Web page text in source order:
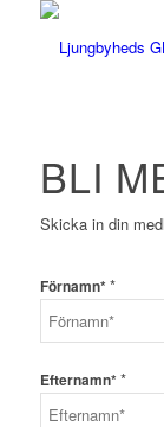
BLI
Skicka in din
Förnamn*
Telefon*
Meddelande
Förnamn* *
Efternamn* *